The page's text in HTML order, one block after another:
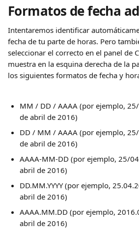
Formatos de fecha
Intentaremos identificar
fecha de tu parte de horas. Pero
seleccionar el correcto en el panel de
muestra en la esquina derecha de la
los siguientes formatos de fecha y
MM / DD / AAAA (por ejemplo,
de abril de 2016)
DD / MM / AAAA (por ejemplo,
de abril de 2016)
AAAA-MM-DD (por ejemplo, 25/
abril de 2016)
DD.MM.YYYY (por ejemplo,
abril de 2016)
AAAA.MM.DD (por ejemplo,
abril de 2016)